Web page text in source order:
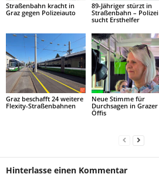
Straßenbahn kracht in
Graz gegen Polizeiauto
89-Jähriger stürzt in
Straßenbahn – Polizei
sucht Ersthelfer
Graz beschafft 24 weitere
Flexity-Straßenbahnen
Neue Stimme für
Durchsagen in Grazer
Öffis
Hinterlasse einen Kommentar